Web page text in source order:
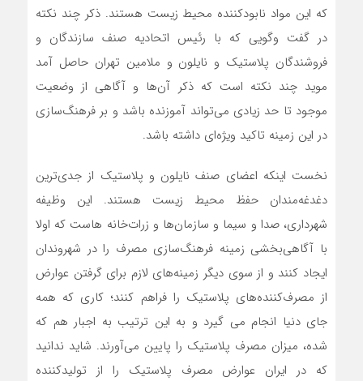
که این مواد نابودکننده محیط زیست هستند. ذکر چند نکته
در گفت وگویی که با رئیس اتحادیه صنف سازندگان و
فروشندگان پلاستیک و نایلون و ملامین تهران حاصل آمد
موید چند نکته است که ذکر آن‌ها و آگاهی از وضعیت
موجود تا حد زیادی می‌تواند آموزنده باشد و بر فرهنگ‌سازی
در این زمینه تاکید ویژه‌ای داشته باشد.
نخست اینکه اعضای صنف نایلون و پلاستیک از جدی‌ترین
دغدغه‌مندان حفظ محیط زیست هستند. این وظیفه
شهرداری، صدا و سیما و سازمان‌ها و زرات‌خانه هاست که اولا
با آگاهی‌بخشی زمینه فرهنگ‌سازی مصرف را در شهروندان
ایجاد کنند و از سوی دیگر زمینه‌های لازم برای گرفتن عوارض
از مصرف‌کننده‌های پلاستیک را فراهم کنند؛ کاری که همه
جای دنیا انجام می گیرد و به این ترتیب به اجبار هم که
شده، میزان مصرف پلاستیک را پایین می‌آورند. شاید ندانید
که در ایران عوارض مصرف پلاستیک را از تولیدکننده